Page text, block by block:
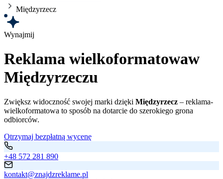
Międzyrzecz
Wynajmij
Reklama wielkoformatowaw
Międzyrzeczu
Zwiększ widoczność swojej marki dzięki Międzyrzecz – reklama-
wielkoformatowa to sposób na dotarcie do szerokiego grona
odbiorców.
Otrzymaj bezpłatną wycenę
+48 572 281 890
kontakt@znajdzreklame.pl